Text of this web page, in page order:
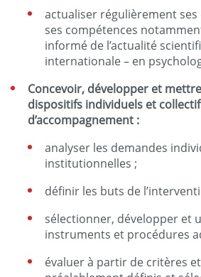
actualiser régulièrement ses
ses compétences
informé de l’actualité
internationale – en
Concevoir, développer et
dispositifs individuels et
d’accompagnement :
analyser les demandes
institutionnelles ;
définir les buts de
sélectionner, développer et
instruments et procédures
évaluer à partir de critères et